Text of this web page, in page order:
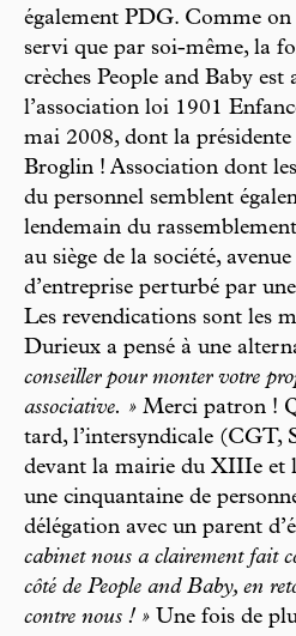
également PDG. Comme on
servi que par soi-même, la
crèches People and Baby est
l’association loi 1901
mai 2008, dont la
Broglin ! Association dont
du personnel semblent
lendemain du
au siège de la société,
d’entreprise perturbé par
Les revendications sont les
Durieux a pensé à une
conseiller pour monter votre
associative. » Merci patron !
tard, l’intersyndicale (CGT,
devant la mairie du XIIIe et
une cinquantaine de
délégation avec un parent
cabinet nous a clairement fait
côté de People and Baby, en
contre nous ! » Une fois de